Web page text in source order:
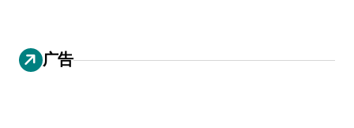
广告